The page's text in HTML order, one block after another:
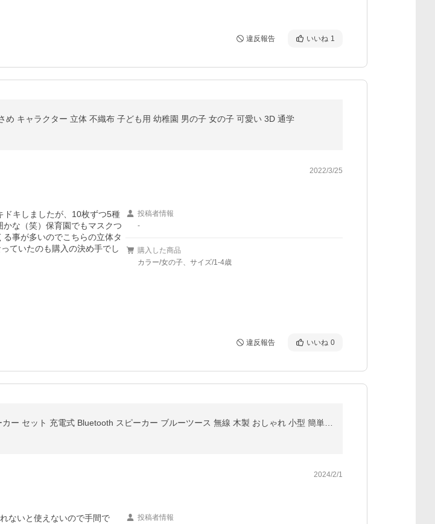
違反報告 いいね 1
め キャラクター 立体 不織布 子ども用 幼稚園 男の子 女の子 可愛い 3D 通学
2022/3/25
ドキしましたが、10枚ずつ5種
な（笑）保育園でもマスクつ
事が多いのでこちらの立体タ
ていたのも購入の決め手でし
投稿者情報
-
購入した商品
カラー/女の子、サイズ/1-4歳
違反報告 いいね 0
2024/2/1
ないと使えないので手間で
投稿者情報